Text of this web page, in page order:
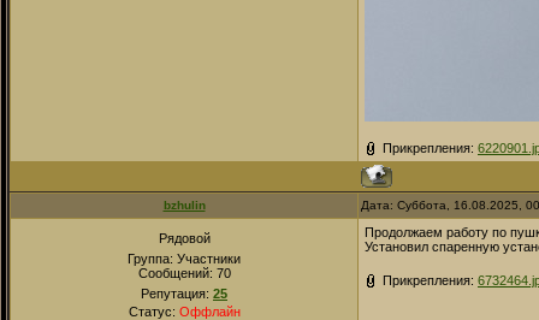
Прикрепления:
bzhulin Дата: Суббота, 16.08.2025,
Рядовой
Группа: Участники
Сообщений: 70
Репутация: 25
Статус: Оффлайн
Продолжаем работу по
Установил спаренную
Прикрепления: